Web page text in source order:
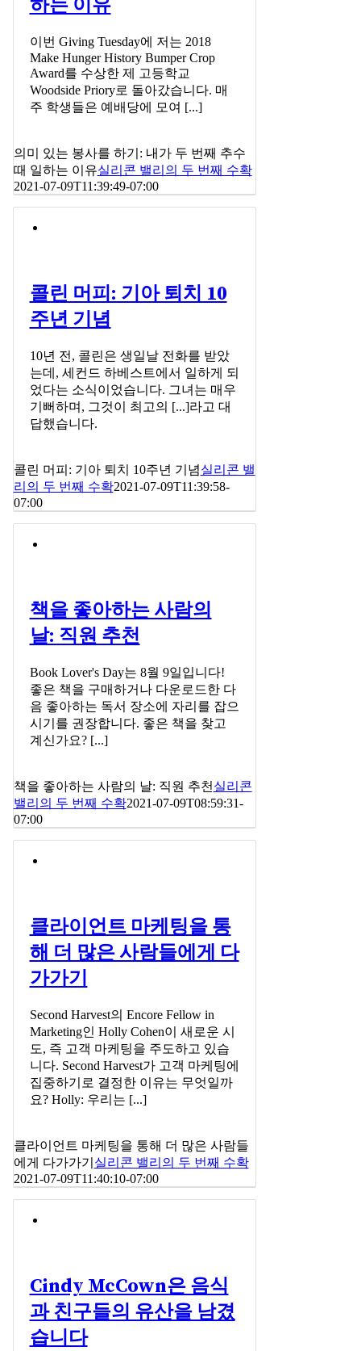
하는 이유
이번 Giving Tuesday에 저는 2018
Make Hunger History Bumper Crop
Award를 수상한 제 고등학교
Woodside Priory로 돌아갔습니다. 매
주 학생들은 예배당에 모여 [...]
의미 있는 봉사를 하기: 내가 두 번째 추수
때 일하는 이유실리콘 밸리의 두 번째 수확
2021-07-09T11:39:49-07:00
콜린 머피: 기아 퇴치 10
주년 기념
10년 전, 콜린은 생일날 전화를 받았
는데, 세컨드 하베스트에서 일하게 되
었다는 소식이었습니다. 그녀는 매우
기뻐하며, 그것이 최고의 [...]라고 대
답했습니다.
콜린 머피: 기아 퇴치 10주년 기념실리콘 밸
리의 두 번째 수확2021-07-09T11:39:58-
07:00
책을 좋아하는 사람의
날: 직원 추천
Book Lover's Day는 8월 9일입니다!
좋은 책을 구매하거나 다운로드한 다
음 좋아하는 독서 장소에 자리를 잡으
시기를 권장합니다. 좋은 책을 찾고
계신가요? [...]
책을 좋아하는 사람의 날: 직원 추천 실리콘
밸리의 두 번째 수확2021-07-09T08:59:31-
07:00
클라이언트 마케팅을 통
해 더 많은 사람들에게 다
가가기
Second Harvest의 Encore Fellow in
Marketing인 Holly Cohen이 새로운 시
도, 즉 고객 마케팅을 주도하고 있습
니다. Second Harvest가 고객 마케팅에
집중하기로 결정한 이유는 무엇일까
요? Holly: 우리는 [...]
클라이언트 마케팅을 통해 더 많은 사람들
에게 다가가기 실리콘 밸리의 두 번째 수확
2021-07-09T11:40:10-07:00
Cindy McCown은 음식
과 친구들의 유산을 남겼
습니다